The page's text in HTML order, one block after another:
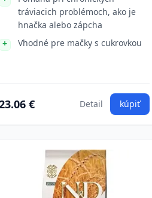
tráviacich problémoch, ako je
hnačka alebo zápcha
Vhodné pre mačky s cukrovkou
€ Detail kúpiť